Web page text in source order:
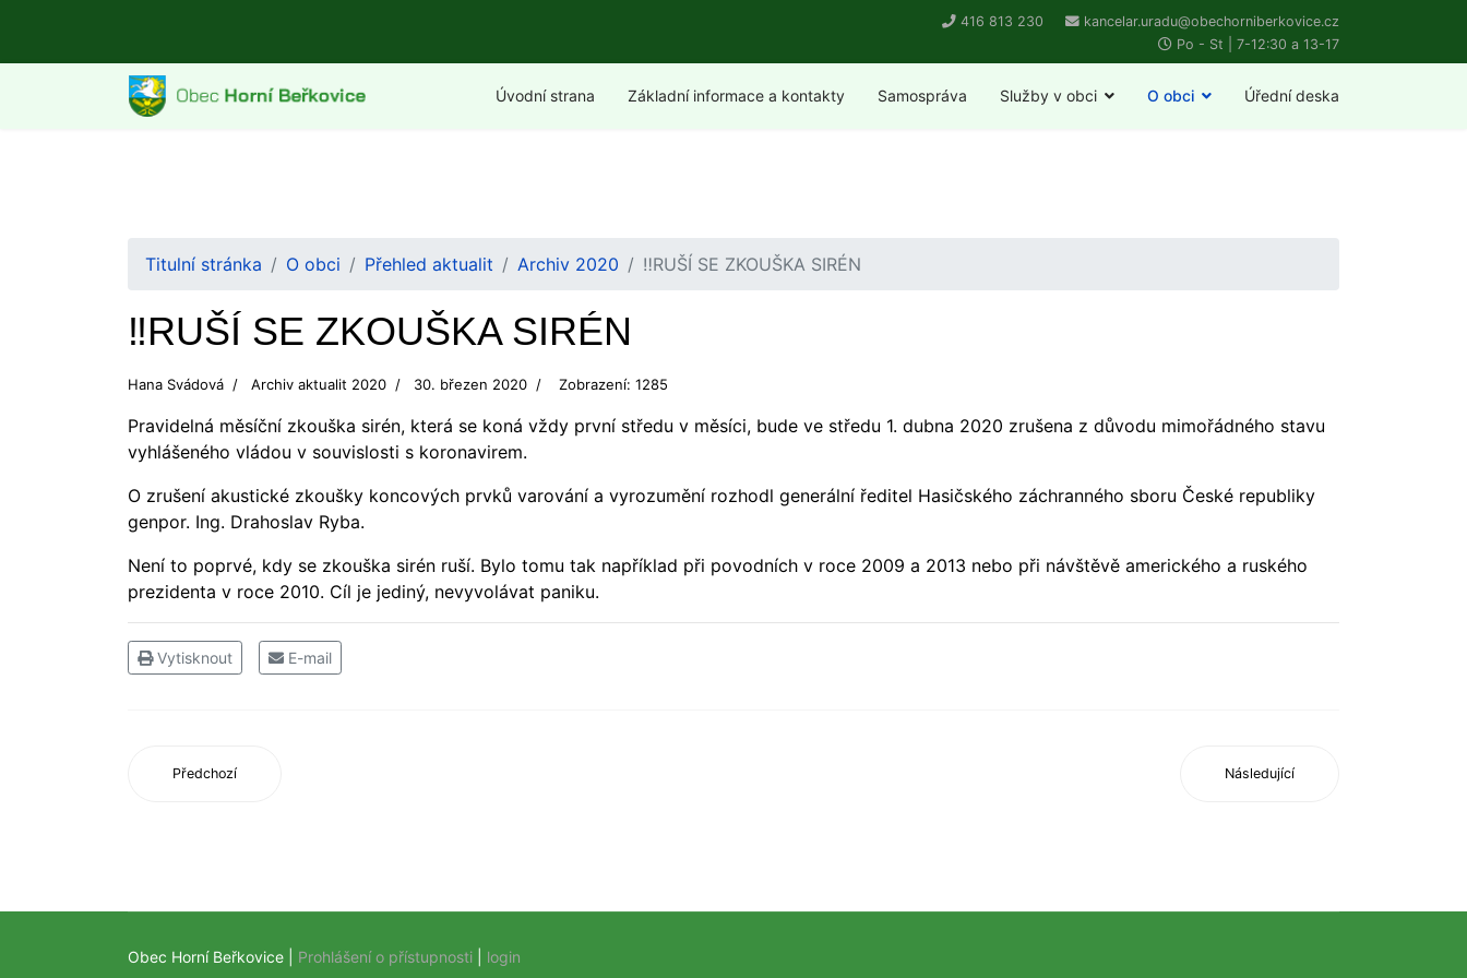
416 813 230
kancelar.uradu@obechorniberkovice.cz
Po - St | 7-12:30 a 13-17
Úvodní strana Základní informace a kontakty Samospráva Služby v obci O obci Úřední deska
Titulní stránka O obci Přehled aktualit Archiv 2020 ‼️RUŠÍ SE ZKOUŠKA SIRÉN
‼️RUŠÍ SE ZKOUŠKA SIRÉN
Hana Svádová Archiv aktualit 2020 30. březen 2020 Zobrazení: 1285
Pravidelná měsíční zkouška sirén, která se koná vždy první středu v měsíci, bude ve středu 1. dubna 2020 zrušena z důvodu mimořádného stavu
vyhlášeného vládou v souvislosti s koronavirem.
O zrušení akustické zkoušky koncových prvků varování a vyrozumění rozhodl generální ředitel Hasičského záchranného sboru České republiky
genpor. Ing. Drahoslav Ryba.
Není to poprvé, kdy se zkouška sirén ruší. Bylo tomu tak například při povodních v roce 2009 a 2013 nebo při návštěvě amerického a ruského
prezidenta v roce 2010. Cíl je jediný, nevyvolávat paniku.
Vytisknout E-mail
Předchozí Následující
Obec Horní Beřkovice | Prohlášení o přístupnosti login